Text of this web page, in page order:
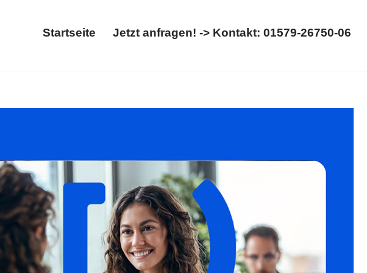
Startseite Jetzt anfragen! -> Kontakt: 01579-26750-06